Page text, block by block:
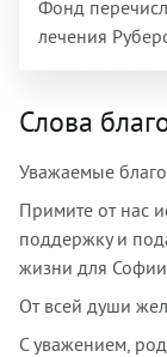
Фонд
лечения
Слова
Уважаемые
Примите от нас
поддержку и
жизни для
От всей души
С уважением,